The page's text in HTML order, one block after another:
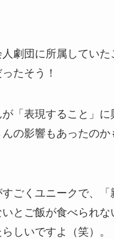
劇団に所属していた
たそう！
「表現すること」に
の影響もあったのか
ごくユニークで、「
とご飯が食べられな
しいですよ（笑）。